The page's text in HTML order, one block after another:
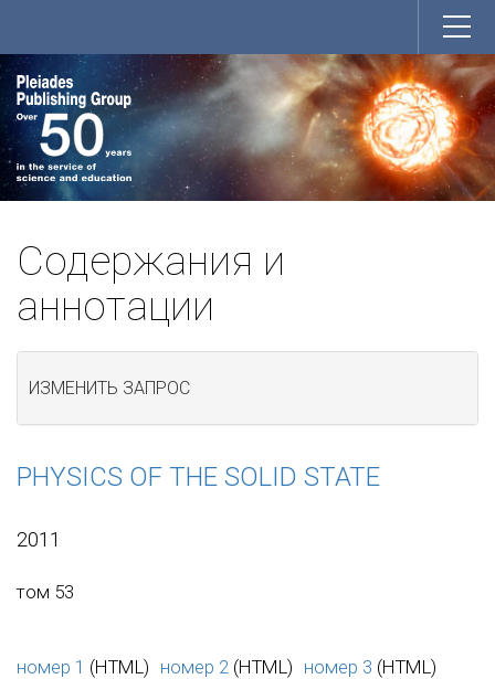
Содержания и
аннотации
ИЗМЕНИТЬ ЗАПРОС
PHYSICS OF THE SOLID STATE
2011
том 53
номер 1 (HTML) номер 2 (HTML) номер 3 (HTML)